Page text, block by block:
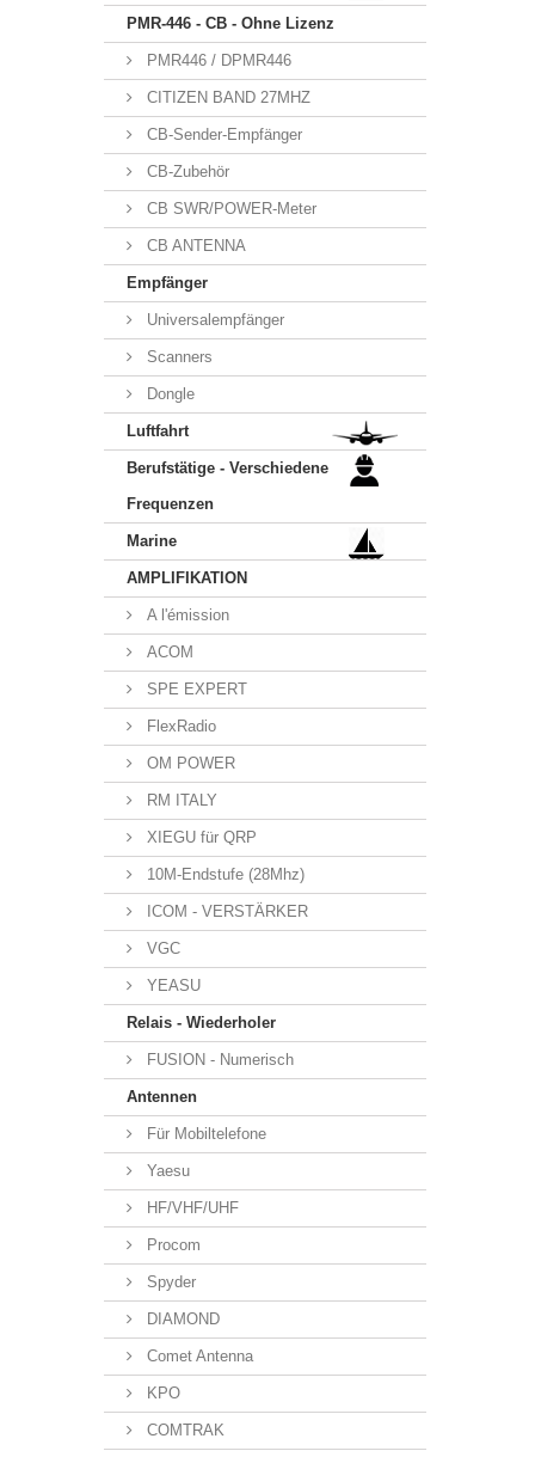
PMR-446 - CB - Ohne Lizenz
PMR446 / DPMR446
CITIZEN BAND 27MHZ
CB-Sender-Empfänger
CB-Zubehör
CB SWR/POWER-Meter
CB ANTENNA
Empfänger
Universalempfänger
Scanners
Dongle
Luftfahrt
Berufstätige - Verschiedene
Frequenzen
Marine
AMPLIFIKATION
A l'émission
ACOM
SPE EXPERT
FlexRadio
OM POWER
RM ITALY
XIEGU für QRP
10M-Endstufe (28Mhz)
ICOM - VERSTÄRKER
VGC
YEASU
Relais - Wiederholer
FUSION - Numerisch
Antennen
Für Mobiltelefone
Yaesu
HF/VHF/UHF
Procom
Spyder
DIAMOND
Comet Antenna
KPO
COMTRAK